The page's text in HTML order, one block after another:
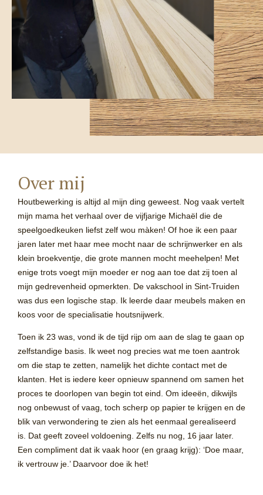
Over mij
Houtbewerking is altijd al mijn ding geweest. Nog vaak vertelt
mijn mama het verhaal over de vijfjarige Michaël die de
speelgoedkeuken liefst zelf wou màken! Of hoe ik een paar
jaren later met haar mee mocht naar de schrijnwerker en als
klein broekventje, die grote mannen mocht meehelpen! Met
enige trots voegt mijn moeder er nog aan toe dat zij toen al
mijn gedrevenheid opmerkten. De vakschool in Sint-Truiden
was dus een logische stap. Ik leerde daar meubels maken en
koos voor de specialisatie houtsnijwerk.
Toen ik 23 was, vond ik de tijd rijp om aan de slag te gaan op
zelfstandige basis. Ik weet nog precies wat me toen aantrok
om die stap te zetten, namelijk het dichte contact met de
klanten. Het is iedere keer opnieuw spannend om samen het
proces te doorlopen van begin tot eind. Om ideeën, dikwijls
nog onbewust of vaag, toch scherp op papier te krijgen en de
blik van verwondering te zien als het eenmaal gerealiseerd
is. Dat geeft zoveel voldoening. Zelfs nu nog, 16 jaar later.
Een compliment dat ik vaak hoor (en graag krijg): ‘Doe maar,
ik vertrouw je.’ Daarvoor doe ik het!